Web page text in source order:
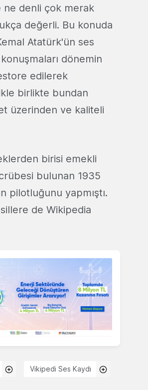
ne denli çok merak
değerli. Bu konuda
Atatürk'ün ses
konuşmaları dönemin
edilerek
birlikte bundan
üzerinden ve kaliteli
birisi emekli
bulunan 1935
pilotluğunu yapmıştı.
de Wikipedia
Vikipedi Ses Kaydı